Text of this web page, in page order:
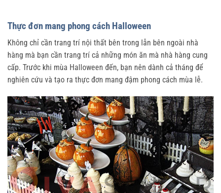
Thực đơn mang phong cách Halloween
Không chỉ cần trang trí nội thất bên trong lẫn bên ngoài nhà
hàng mà bạn cần trang trí cả những món ăn mà nhà hàng cung
cấp. Trước khi mùa Halloween đến, bạn nên dành cả tháng để
nghiên cứu và tạo ra thực đơn mang đậm phong cách mùa lễ.